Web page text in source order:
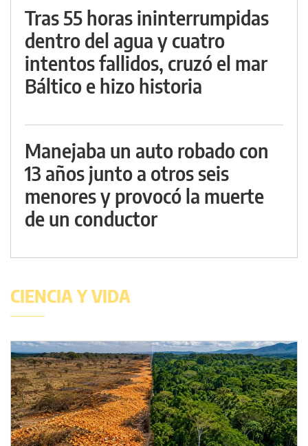
Tras 55 horas ininterrumpidas
dentro del agua y cuatro
intentos fallidos, cruzó el mar
Báltico e hizo historia
Manejaba un auto robado con
13 años junto a otros seis
menores y provocó la muerte
de un conductor
CIENCIA Y VIDA